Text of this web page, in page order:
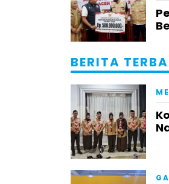
BERITA